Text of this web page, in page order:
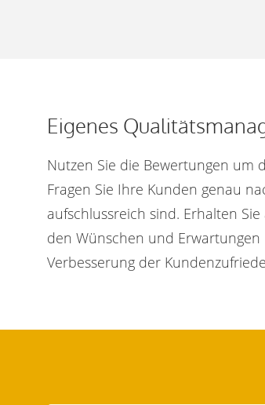
Eigenes
Nutzen Sie die Bewertungen um
Fragen Sie Ihre Kunden genau
aufschlussreich sind. Erhalten
den Wünschen und
Verbesserung der